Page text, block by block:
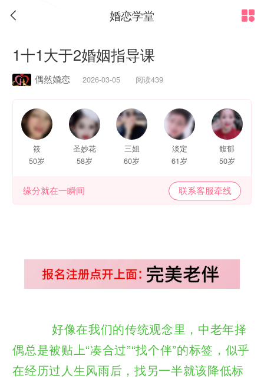
 婚恋学堂
1十1大于2婚姻指导课
偶然婚恋 2026-03-05 阅读439
筱
50岁
圣妙花
58岁
三姐
60岁
淡定
61岁
馥郁
50岁
缘分就在一瞬间 联系客服牵线
好像在我们的传统观念里，中老年择
偶总是被贴上“凑合过”“找个伴”的标签，似乎
在经历过人生风雨后，找另一半就该降低标
